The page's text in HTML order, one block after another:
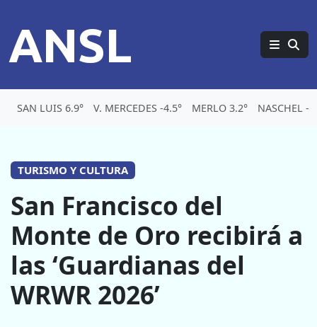
ANSL
SAN LUIS 6.9° V. MERCEDES -4.5° MERLO 3.2° NASCHEL -
TURISMO Y CULTURA
San Francisco del
Monte de Oro recibirá a
las ‘Guardianas del
WRWR 2026’